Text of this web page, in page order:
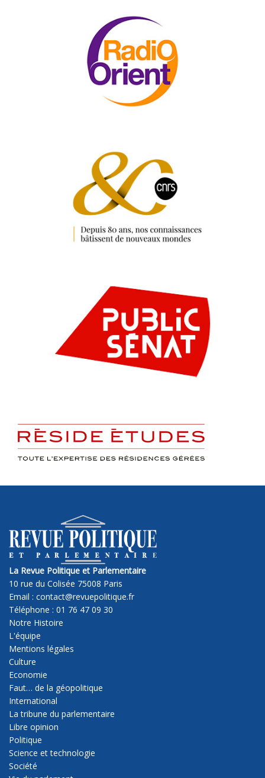
La Revue Politique et Parlementaire
10 rue du Colisée 75008 Paris
Email : contact@revuepolitique.fr
Téléphone : 01 76 47 09 30
Notre Histoire
L'équipe
Mentions légales
Culture
Economie
Faut… de la géopolitique
International
La tribune du parlementaire
Libre opinion
Politique
Science et technologie
Société